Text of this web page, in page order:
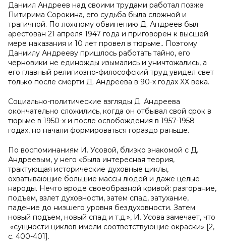
Даниил Андреев над своими трудами работал позже
Питирима Сорокина, его судьба была сложной и
трагичной. По ложному обвинению Д. Андреев был
арестован 21 апреля 1947 года и приговорен к высшей
мере наказания и 10 лет провел в тюрьме.. Поэтому
Даниилу Андрееву пришлось работать тайно, его
черновики не единожды изымались и уничтожались, а
его главный религиозно-философский труд увидел свет
только после смерти Д. Андреева в 90-х годах ХХ века.
Социально-политические взгляды Д. Андреева
окончательно сложились, когда он отбывал свой срок в
тюрьме в 1950-х и после освобождения в 1957-1958
годах, но начали формироваться гораздо раньше.
По воспоминаниям И. Усовой, близко знакомой с Д.
Андреевым, у него «была интересная теория,
трактующая исторические духовные циклы,
охватывающие большие массы людей и даже целые
народы. Нечто вроде своеобразной кривой: разгорание,
подъем, взлет духовности, затем спад, затухание,
падение до низшего уровня бездуховности. Затем
новый подъем, новый спад и т.д.», И. Усова замечает, что
«сущности циклов имели соответствующие окраски» [2,
с. 400-401].